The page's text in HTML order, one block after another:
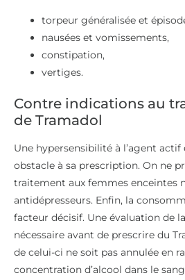
torpeur généralisée et
nausées et vomissements,
constipation,
vertiges.
Contre indications au
de Tramadol
Une hypersensibilité à l’agent
obstacle à sa prescription. On ne
traitement aux femmes enceintes
antidépresseurs. Enfin, la
facteur décisif. Une évaluation de
nécessaire avant de prescrire du
de celui-ci ne soit pas annulée en
concentration d’alcool dans le